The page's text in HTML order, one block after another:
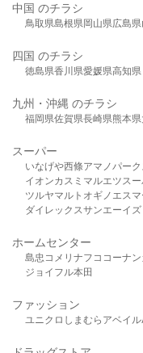
中国 のチラシ
鳥取県島根県岡山県広島県
四国 のチラシ
徳島県香川県愛媛県高知県
九州・沖縄 のチラシ
福岡県佐賀県長崎県熊本県
スーパー
いなげや西條アマノパーク
イオンカスミ マルエツス
ツルヤマルト オギノ エスマ
ダイレックスサンエーイ
ホームセンター
島忠 コメリ ナフコ コーナン
ジョイフル本田
ファッション
ユニクロ しまむら アベイル